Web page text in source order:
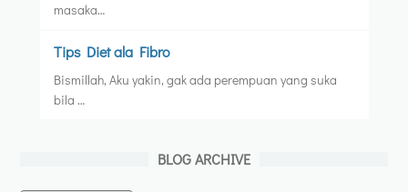
masaka…
Tips Diet ala Fibro
Bismillah, Aku yakin, gak ada perempuan yang suka
bila …
BLOG ARCHIVE